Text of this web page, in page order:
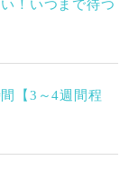
！いつまで待つ
【3～4週間程